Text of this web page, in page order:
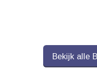
Bekijk alle